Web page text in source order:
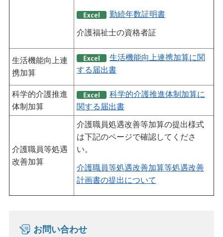
勤続年数証明書
介護福祉士の資格者証
生活機能向上連
携加算
生活機能向上連携加算に関
する届出書
科学的介護推進
体制加算
科学的介護推進体制加算に
関する届出書
介護職員等処遇
改善加算
介護職員処遇改善等加算の提出様式
は下記のページで確認してくださ
い。
介護職員等処遇改善加算等処遇改善
計画書の提出について
お問い合わせ